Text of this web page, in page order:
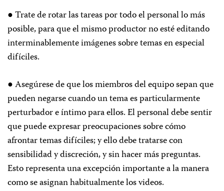
● Trate de rotar las tareas por todo el personal lo más
posible, para que el mismo productor no esté editando
interminablemente imágenes sobre temas en especial
difíciles.
● Asegúrese de que los miembros del equipo sepan que
pueden negarse cuando un tema es particularmente
perturbador e íntimo para ellos. El personal debe sentir
que puede expresar preocupaciones sobre cómo
afrontar temas difíciles; y ello debe tratarse con
sensibilidad y discreción, y sin hacer más preguntas.
Esto representa una excepción importante a la manera
como se asignan habitualmente los videos.